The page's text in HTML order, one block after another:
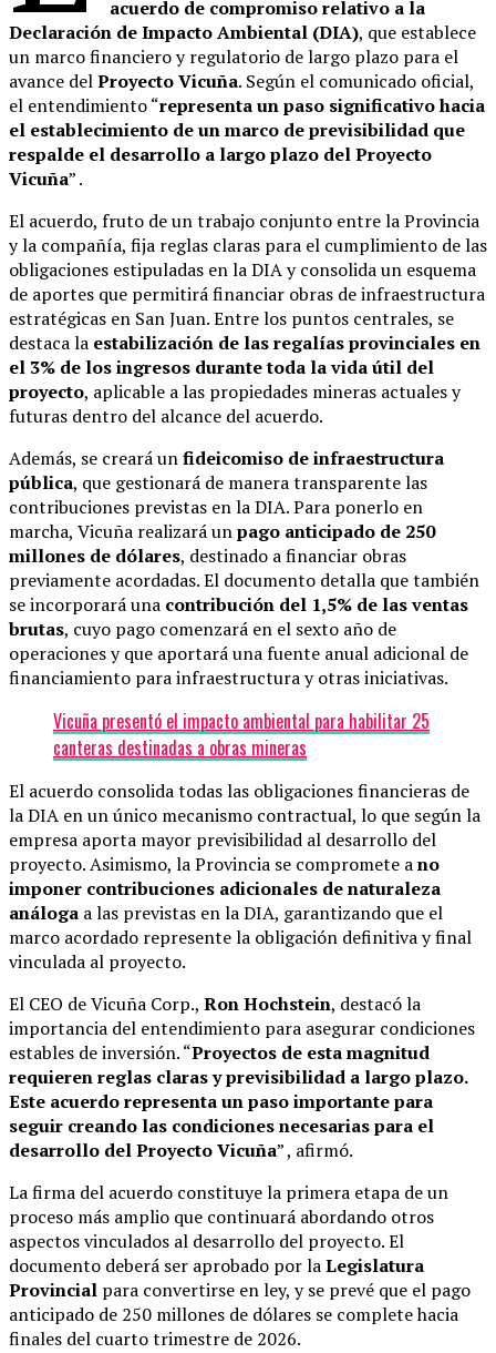
acuerdo de compromiso relativo a la
Declaración de Impacto Ambiental (DIA), que establece
un marco financiero y regulatorio de largo plazo para el
avance delProyecto Vicuña. Según el comunicado oficial,
el entendimiento “representa un paso significativo hacia
el establecimiento de un marco de previsibilidad que
respalde el desarrollo a largo plazo del Proyecto
Vicuña” .
El acuerdo, fruto de un trabajo conjunto entre la Provincia
y la compañía, fija reglas claras para el cumplimiento de las
obligaciones estipuladas en la DIA y consolida un esquema
de aportes que permitirá financiar obras de infraestructura
estratégicas en San Juan. Entre los puntos centrales, se
destaca la estabilización de las regalías provinciales en
el 3% de los ingresos durante toda la vida útil del
proyecto, aplicable a las propiedades mineras actuales y
futuras dentro del alcance del acuerdo.
Además, se creará unfideicomiso de infraestructura
pública, que gestionará de manera transparente las
contribuciones previstas en la DIA. Para ponerlo en
marcha, Vicuña realizará unpago anticipado de 250
millones de dólares, destinado a financiar obras
previamente acordadas. El documento detalla que también
se incorporará una contribución del 1,5% de las ventas
brutas, cuyo pago comenzará en el sexto año de
operaciones y que aportará una fuente anual adicional de
financiamiento para infraestructura y otras iniciativas.
Vicuña presentó el impacto ambiental para habilitar 25
canteras destinadas a obras mineras
El acuerdo consolida todas las obligaciones financieras de
la DIA en un único mecanismo contractual, lo que según la
empresa aporta mayor previsibilidad al desarrollo del
proyecto. Asimismo, la Provincia se compromete ano
imponer contribuciones adicionales de naturaleza
análoga a las previstas en la DIA, garantizando que el
marco acordado represente la obligación definitiva y final
vinculada al proyecto.
El CEO de Vicuña Corp., Ron Hochstein, destacó la
importancia del entendimiento para asegurar condiciones
estables de inversión. “Proyectos de esta magnitud
requieren reglas claras y previsibilidad a largo plazo.
Este acuerdo representa un paso importante para
seguir creando las condiciones necesarias para el
desarrollo del Proyecto Vicuña” , afirmó.
La firma del acuerdo constituye la primera etapa de un
proceso más amplio que continuará abordando otros
aspectos vinculados al desarrollo del proyecto. El
documento deberá ser aprobado por laLegislatura
Provincial para convertirse en ley, y se prevé que el pago
anticipado de 250 millones de dólares se complete hacia
finales del cuarto trimestre de 2026.